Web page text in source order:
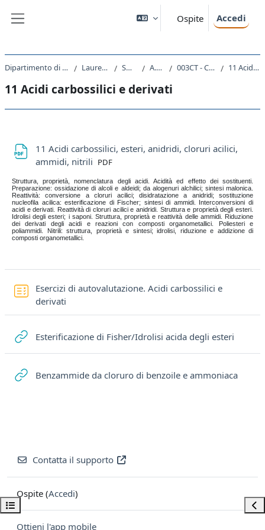
Ospite Accedi
Apri indice del corso
Dipartimento di Scienze Chimiche e Farmaceutiche Laurea triennale (DM270) SM10 - CHIMICA A.A. 2020 - 2021 003CT - CHIMICA ORGANICA I 2020 11 Acidi carbossilici e derivati
11 Acidi carbossilici e derivati
11 Acidi carbossilici, esteri, anidridi, cloruri acilici,
ammidi, nitrili File
PDF
Struttura, proprietà, nomenclatura degli acidi. Acidità ed effetto dei sostituenti.
Preparazione: ossidazione di alcoli e aldeidi; da alogenuri alchilici; sintesi malonica.
Reattività: conversione a cloruri acilici; disidratazione a anidridi; sostituzione
nucleofila acilica: esterificazione di Fischer; sintesi di ammidi. Interconversioni di
acidi e derivati. Reattività di cloruri acilici e anidridi. Struttura e proprietà degli esteri.
Idrolisi degli esteri; i saponi. Struttura, proprietà e reattività delle ammidi. Riduzione
dei derivati degli acidi e reazioni con composti organometallici. Poliesteri e
poliammidi. Nitrili: struttura, proprietà e sintesi; idrolisi, riduzione e addizione di
composti organometallici.
Esercizi di autovalutazione. Acidi carbossilici e
derivati
Esterificazione di Fisher/Idrolisi acida degli esteri
Benzammide da cloruro di benzoile e ammoniacaURL
Contatta il supporto
Ospite (Accedi)
Ottieni l'app mobile